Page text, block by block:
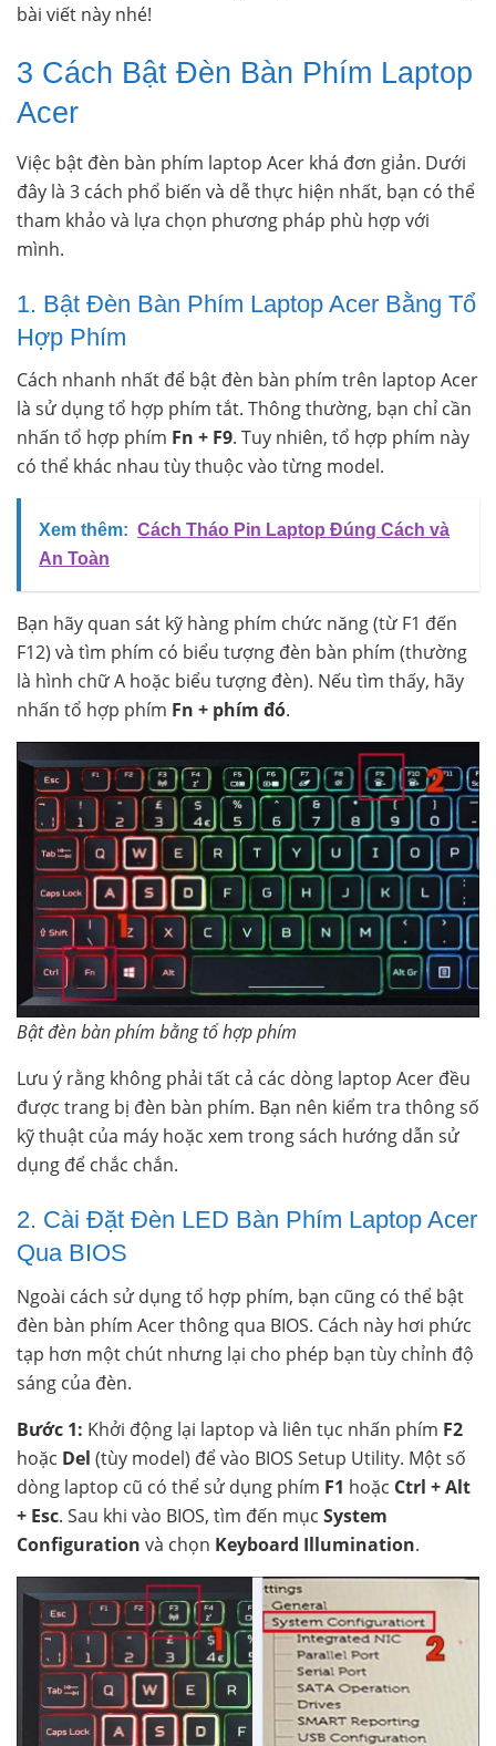
bài viết này nhé!
3 Cách Bật Đèn Bàn Phím Laptop
Acer
Việc bật đèn bàn phím laptop Acer khá đơn giản. Dưới
đây là 3 cách phổ biến và dễ thực hiện nhất, bạn có thể
tham khảo và lựa chọn phương pháp phù hợp với
mình.
1. Bật Đèn Bàn Phím Laptop Acer Bằng Tổ
Hợp Phím
Cách nhanh nhất để bật đèn bàn phím trên laptop Acer
là sử dụng tổ hợp phím tắt. Thông thường, bạn chỉ cần
nhấn tổ hợp phím Fn + F9. Tuy nhiên, tổ hợp phím này
có thể khác nhau tùy thuộc vào từng model.
Xem thêm: Cách Tháo Pin Laptop Đúng Cách và
An Toàn
Bạn hãy quan sát kỹ hàng phím chức năng (từ F1 đến
F12) và tìm phím có biểu tượng đèn bàn phím (thường
là hình chữ A hoặc biểu tượng đèn). Nếu tìm thấy, hãy
nhấn tổ hợp phím Fn + phím đó.
Bật đèn bàn phím bằng tổ hợp phím
Lưu ý rằng không phải tất cả các dòng laptop Acer đều
được trang bị đèn bàn phím. Bạn nên kiểm tra thông số
kỹ thuật của máy hoặc xem trong sách hướng dẫn sử
dụng để chắc chắn.
2. Cài Đặt Đèn LED Bàn Phím Laptop Acer
Qua BIOS
Ngoài cách sử dụng tổ hợp phím, bạn cũng có thể bật
đèn bàn phím Acer thông qua BIOS. Cách này hơi phức
tạp hơn một chút nhưng lại cho phép bạn tùy chỉnh độ
sáng của đèn.
Bước 1: Khởi động lại laptop và liên tục nhấn phím F2
hoặc Del (tùy model) để vào BIOS Setup Utility. Một số
dòng laptop cũ có thể sử dụng phím F1 hoặc Ctrl + Alt
+ Esc. Sau khi vào BIOS, tìm đến mục System
Configuration và chọn Keyboard Illumination.